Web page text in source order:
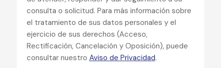
consulta o solicitud. Para más información sobre
el tratamiento de sus datos personales y el
ejercicio de sus derechos (Acceso,
Rectificación, Cancelación y Oposición), puede
consultar nuestro Aviso de Privacidad.